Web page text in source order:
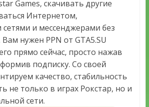
Games, скачивать другие
Интернетом,
и мессенджерами без
нужен PPN от GTA5.SU
прямо сейчас, просто нажав
подписку. Со своей
качество, стабильность
не только в играх Рокстар, но и
сети.